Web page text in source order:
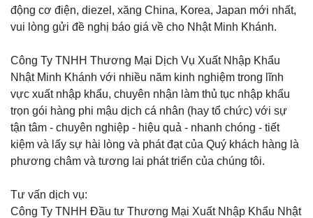
động cơ điện, diezel, xăng China, Korea, Japan mới nhất,
vui lòng gửi đề nghị báo giá về cho Nhật Minh Khánh.
Công Ty TNHH Thương Mại Dịch Vụ Xuất Nhập Khẩu
Nhật Minh Khánh với nhiều năm kinh nghiệm trong lĩnh
vực xuất nhập khẩu, chuyên nhận làm thủ tục nhập khẩu
trọn gói hàng phi mậu dịch cá nhân (hay tổ chức) với sự
tận tâm - chuyên nghiệp - hiệu quả - nhanh chóng - tiết
kiệm và lấy sự hài lòng và phát đạt của Quý khách hàng là
phương châm và tương lai phát triển của chúng tôi.
Tư vấn dịch vụ:
Công Ty TNHH Đầu tư Thương Mại Xuất Nhập Khẩu Nhật